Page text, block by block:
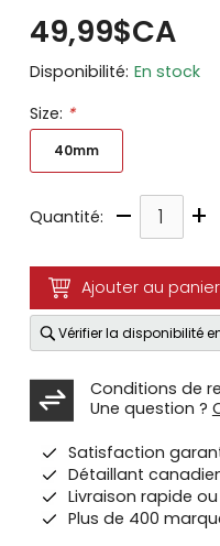
49,99$CA
Disponibilité: En stock
Size: *
40mm
Quantité: – +
Ajouter au panier
Vérifier la disponibilité
Conditions de
Une question ?
Satisfaction
Détaillant
Livraison rapide
Plus de 400